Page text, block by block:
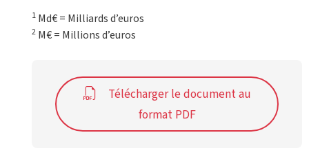
1 Md€ = Milliards d’euros
2 M€ = Millions d’euros
Télécharger le document au
format PDF